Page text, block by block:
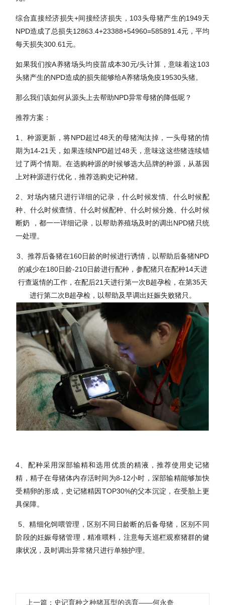
综合直接经济损失+间接经济损失，103头母猪产生的1949天
NPD造成了总损失12863.4+23388+54960=585891.4元，平均
每天损失300.61元。
如果我们按A养猪场头均疫苗成本30元/头计算，意味着这103
头猪产生的NPD造成的损失能够给A养猪场免疫19530头猪。
那么我们该如何从源头上去帮助NPD异常母猪的降低呢？
推荐方案：
1、种源更新，将NPD超过48天的母猪淘汰掉，一头母猪的情
期为14-21天，如果连续NPD超过48天，意味这这些猪连续错
过了两个情期。在选购种源的时候够选大品牌的种源，从基因
上对种源进行优化，推荐选购史记种猪。
2、对场内猪只进行详细的记录，什么时候发情、什么时候配
种、什么时候查情、什么时候配种、什么时候分娩、什么时候
断奶 ，都一一详细记录，以帮助养殖场及时的调出NPD猪只统
一处理。
3、推荐后备猪在160日龄的时候进行诱情，以帮助后备猪NPD
的减少在180日龄-210日龄进行配种，参配猪只在配种14天进
行查返情的工作，在配后21天进行第一次B超孕检，在第35天
进行第二次B超孕检，以帮助及早调出妊娠失败猪只。
4、配种采用深部输精和选用优质的精液，推荐使用史记猪
精，精子在母猪体内存活时间为8-12小时，深部输精能够加快
受精卵的形成，史记猪精因TOP30%的父本沉淀，在受胎上更
具保障。
5、精细化饲喂管理，区别不同日龄断的后备母猪，区别不同
阶段的妊娠母猪管理，精准喂料，注意每天巡栏观察猪群的健
康状况，及时调出异常猪只进行单独护理。
上一篇：史记育种之种猪耳型的选育——何永奇